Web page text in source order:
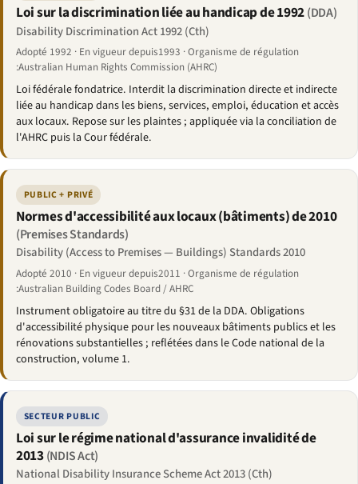
Loi sur la discrimination liée au handicap de 1992(DDA)
Disability Discrimination Act 1992 (Cth)
Adopté 1992 · En vigueur depuis1993 · Organisme de régulation
:Australian Human Rights Commission (AHRC)
Loi fédérale fondatrice. Interdit la discrimination directe et indirecte
liée au handicap dans les biens, services, emploi, éducation et accès
aux locaux. Repose sur les plaintes ; appliquée via la conciliation de
l'AHRC puis la Cour fédérale.
PUBLIC + PRIVÉ
Normes d'accessibilité aux locaux (bâtiments) de 2010
(Premises Standards)
Disability (Access to Premises — Buildings) Standards 2010
Adopté 2010 · En vigueur depuis2011 · Organisme de régulation
:Australian Building Codes Board / AHRC
Instrument obligatoire au titre du §31 de la DDA. Obligations
d'accessibilité physique pour les nouveaux bâtiments publics et les
rénovations substantielles ; reflétées dans le Code national de la
construction, volume 1.
SECTEUR PUBLIC
Loi sur le régime national d'assurance invalidité de
2013(NDIS Act)
National Disability Insurance Scheme Act 2013 (Cth)